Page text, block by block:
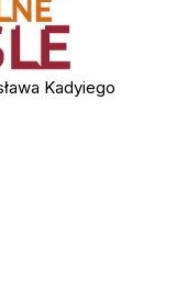
Kadyiego